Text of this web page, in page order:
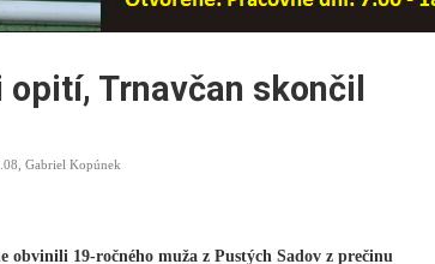
Trnavčan skončil
Gabriel Kopúnek
obvinili 19-ročného muža z Pustých Sadov z prečinu